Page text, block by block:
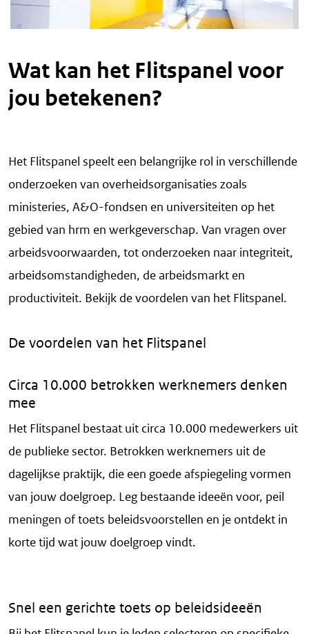
Wat kan het Flitspanel voor
jou betekenen?
Het Flitspanel speelt een belangrijke rol in verschillende
onderzoeken van overheidsorganisaties zoals
ministeries, A&O-fondsen en universiteiten op het
gebied van hrm en werkgeverschap. Van vragen over
arbeidsvoorwaarden, tot onderzoeken naar integriteit,
arbeidsomstandigheden, de arbeidsmarkt en
productiviteit. Bekijk de voordelen van het Flitspanel.
De voordelen van het Flitspanel
Circa 10.000 betrokken werknemers denken
mee
Het Flitspanel bestaat uit circa 10.000 medewerkers uit
de publieke sector. Betrokken werknemers uit de
dagelijkse praktijk, die een goede afspiegeling vormen
van jouw doelgroep. Leg bestaande ideeën voor, peil
meningen of toets beleidsvoorstellen en je ontdekt in
korte tijd wat jouw doelgroep vindt.
Snel een gerichte toets op beleidsideeën